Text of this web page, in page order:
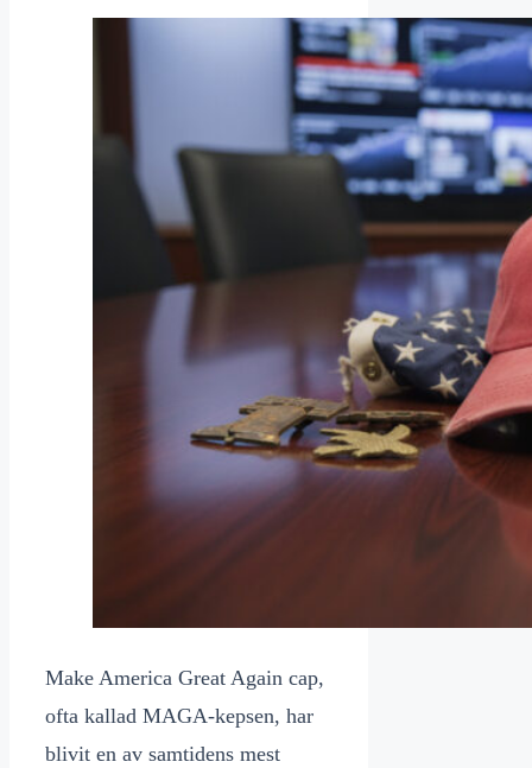
Make America Great Again cap,
ofta kallad MAGA-kepsen, har
blivit en av samtidens mest